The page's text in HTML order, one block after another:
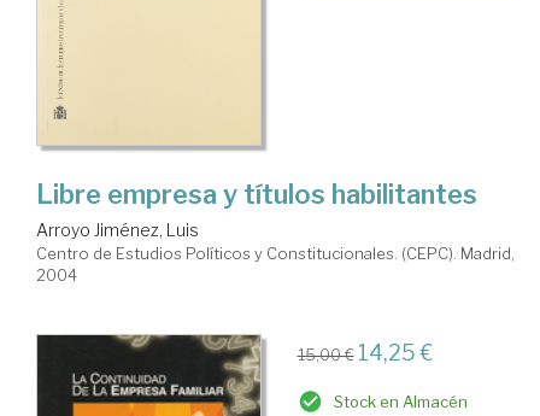
Libre empresa y títulos habilitantes
Arroyo Jiménez, Luis
Centro de Estudios Políticos y Constitucionales. (CEPC). Madrid,
2004
15,00 € 14,25 €
Stock en Almacén